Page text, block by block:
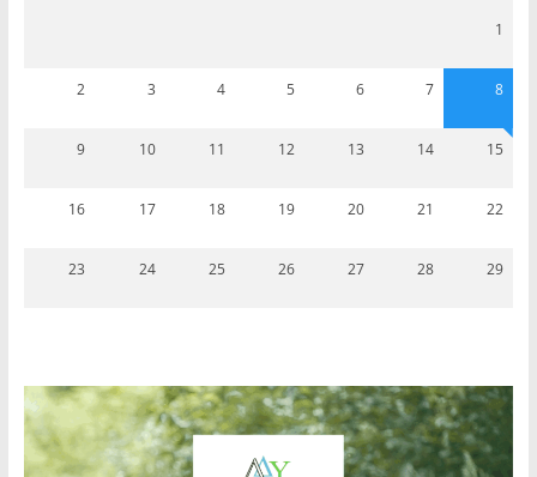
1
2 3 4 5 6 7 8
9 10 11 12 13 14 15
16 17 18 19 20 21 22
23 24 25 26 27 28 29